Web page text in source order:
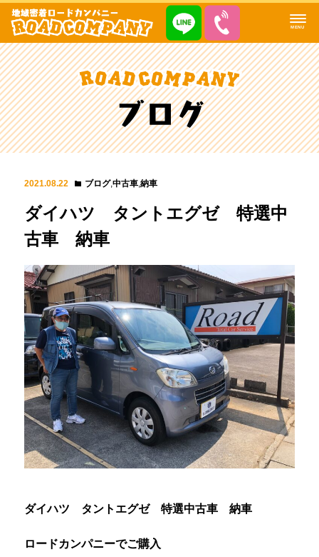
MENU
2021.08.22 ブログ,中古車,納車
ダイハツ タントエグゼ 特選中
古車 納車
ダイハツ タントエグゼ 特選中古車 納車
ロードカンパニーでご購入